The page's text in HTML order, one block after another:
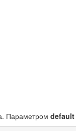
Параметром default